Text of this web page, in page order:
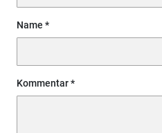
Name
Kommentar